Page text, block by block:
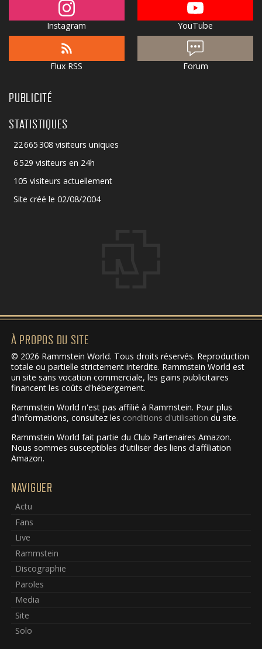
Instagram YouTube
Flux RSS Forum
PUBLICITÉ
STATISTIQUES
22 665 308 visiteurs uniques
6 529 visiteurs en 24h
105 visiteurs actuellement
Site créé le 02/08/2004
À PROPOS DU SITE
© 2026 Rammstein World. Tous droits réservés. Reproduction
totale ou partielle strictement interdite. Rammstein World est
un site sans vocation commerciale, les gains publicitaires
financent les coûts d'hébergement.
Rammstein World n'est pas affilié à Rammstein. Pour plus
d'informations, consultez les conditions d'utilisation du site.
Rammstein World fait partie du Club Partenaires Amazon.
Nous sommes susceptibles d'utiliser des liens d'affiliation
Amazon.
NAVIGUER
Actu
Fans
Live
Rammstein
Discographie
Paroles
Media
Site
Solo